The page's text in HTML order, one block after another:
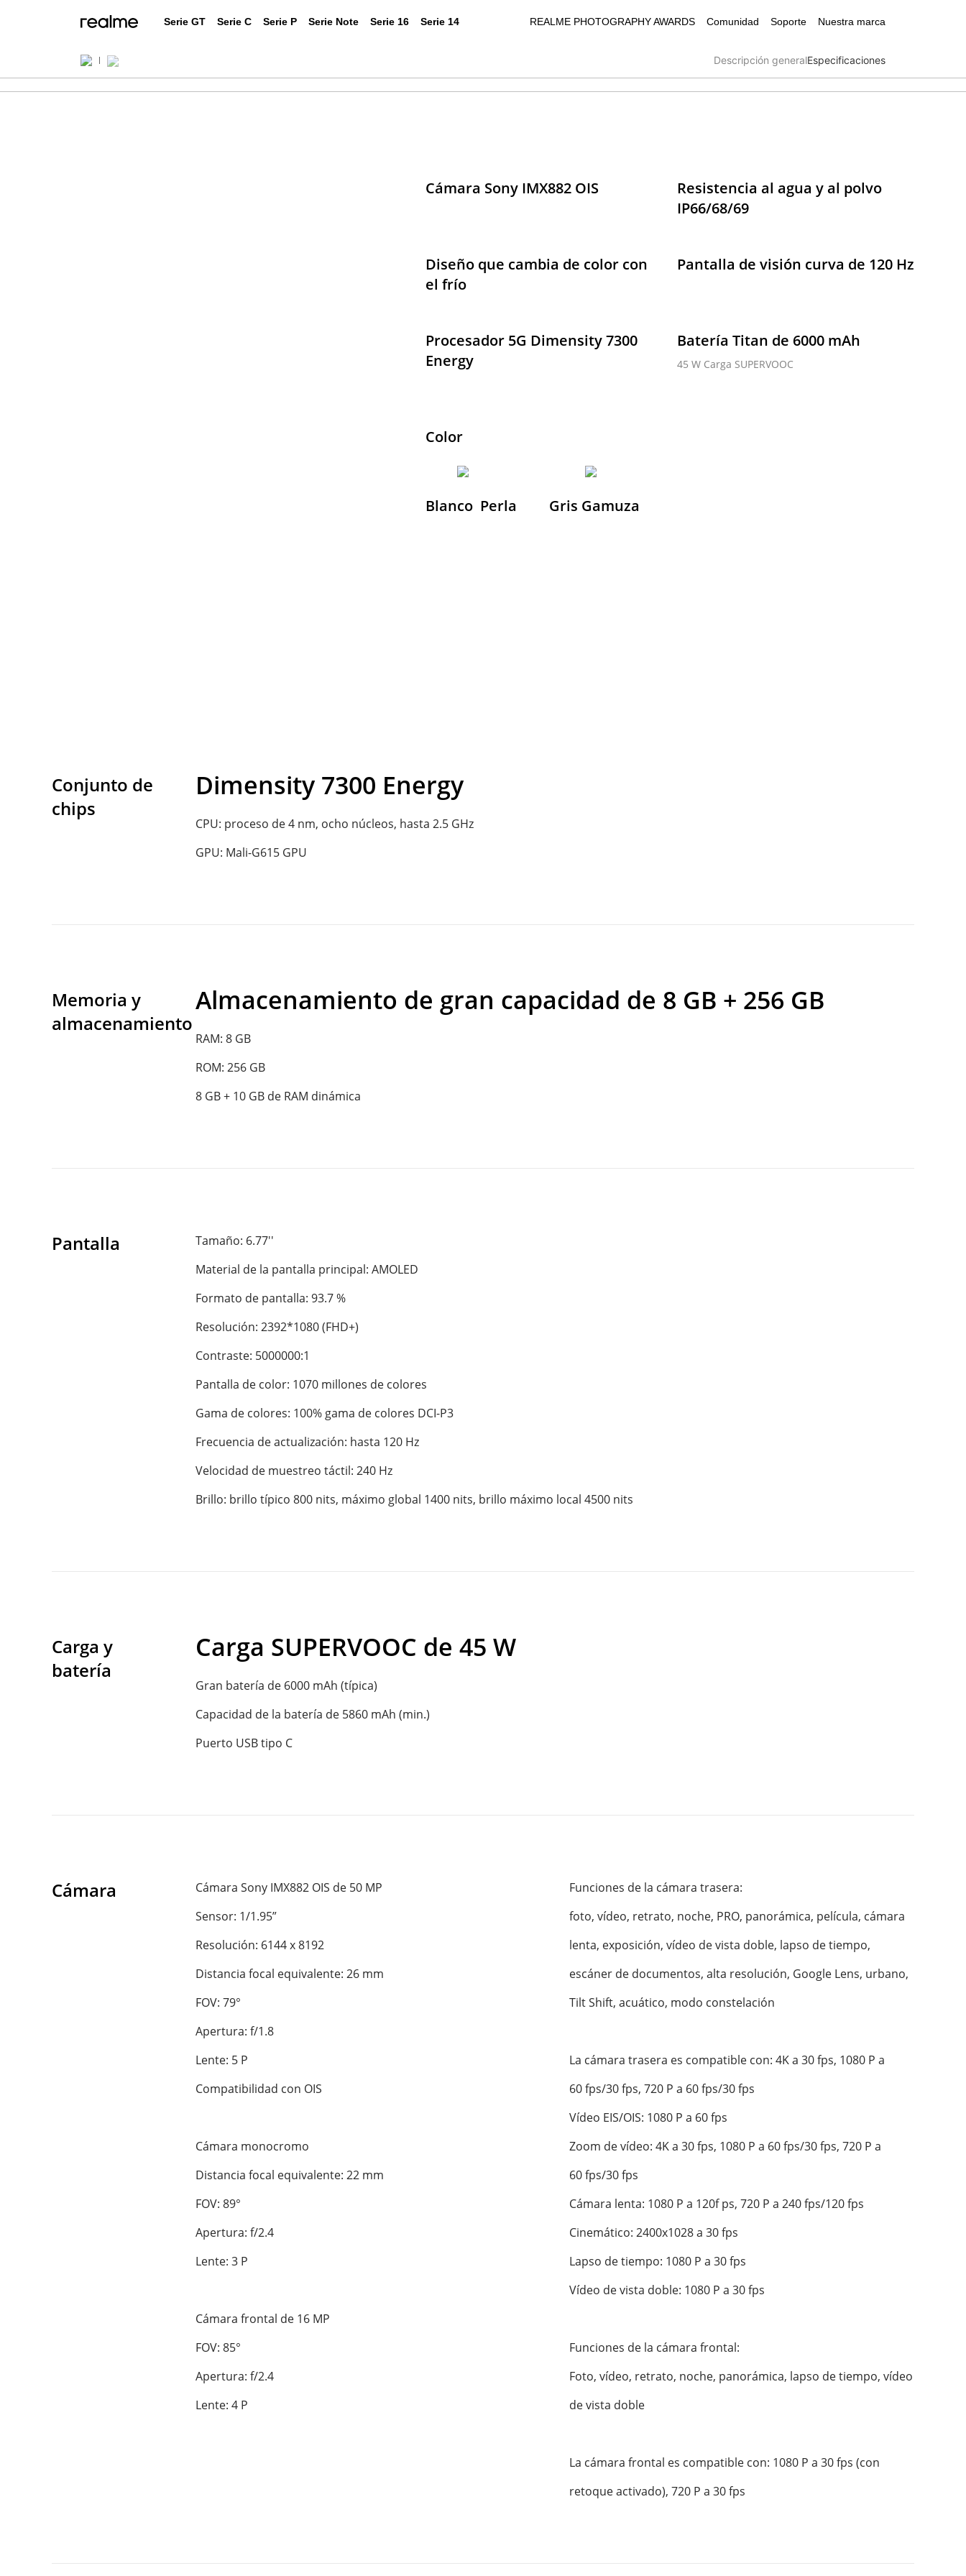
Serie GT Serie C Serie P Serie Note Serie 16 Serie 14
realme 14 5G
REALME PHOTOGRAPHY AWARDS Comunidad Soporte Nuestra marca
Descripción generalEspecificaciones
Cámara Sony IMX882 OIS
Resistencia al agua y al polvo
IP66/68/69
Diseño que cambia de color con
el frío
Pantalla de visión curva de 120 Hz
Procesador 5G Dimensity 7300
Energy
Batería Titan de 6000 mAh
45 W Carga SUPERVOOC
Color
Blanco  Perla Gris Gamuza
Conjunto de
chips
Dimensity 7300 Energy
CPU: proceso de 4 nm, ocho núcleos, hasta 2.5 GHz
GPU: Mali-G615 GPU
Memoria y
almacenamiento
Almacenamiento de gran capacidad de 8 GB + 256 GB
RAM: 8 GB
ROM: 256 GB
8 GB + 10 GB de RAM dinámica
Pantalla
Tamaño: 6.77''
Material de la pantalla principal: AMOLED
Formato de pantalla: 93.7 %
Resolución: 2392*1080 (FHD+)
Contraste: 5000000:1
Pantalla de color: 1070 millones de colores
Gama de colores: 100% gama de colores DCI-P3
Frecuencia de actualización: hasta 120 Hz
Velocidad de muestreo táctil: 240 Hz
Brillo: brillo típico 800 nits, máximo global 1400 nits, brillo máximo local 4500 nits
Carga y
batería
Carga SUPERVOOC de 45 W
Gran batería de 6000 mAh (típica)
Capacidad de la batería de 5860 mAh (min.)
Puerto USB tipo C
Cámara
Cámara Sony IMX882 OIS de 50 MP
Sensor: 1/1.95”
Resolución: 6144 x 8192
Distancia focal equivalente: 26 mm
FOV: 79°
Apertura: f/1.8
Lente: 5 P
Compatibilidad con OIS
Cámara monocromo
Distancia focal equivalente: 22 mm
FOV: 89°
Apertura: f/2.4
Lente: 3 P
Cámara frontal de 16 MP
FOV: 85°
Apertura: f/2.4
Lente: 4 P
Funciones de la cámara trasera:
foto, vídeo, retrato, noche, PRO, panorámica, película, cámara
lenta, exposición, vídeo de vista doble, lapso de tiempo,
escáner de documentos, alta resolución, Google Lens, urbano,
Tilt Shift, acuático, modo constelación
La cámara trasera es compatible con: 4K a 30 fps, 1080 P a
60 fps/30 fps, 720 P a 60 fps/30 fps
Vídeo EIS/OIS: 1080 P a 60 fps
Zoom de vídeo: 4K a 30 fps, 1080 P a 60 fps/30 fps, 720 P a
60 fps/30 fps
Cámara lenta: 1080 P a 120f ps, 720 P a 240 fps/120 fps
Cinemático: 2400x1028 a 30 fps
Lapso de tiempo: 1080 P a 30 fps
Vídeo de vista doble: 1080 P a 30 fps
Funciones de la cámara frontal:
Foto, vídeo, retrato, noche, panorámica, lapso de tiempo, vídeo
de vista doble
La cámara frontal es compatible con: 1080 P a 30 fps (con
retoque activado), 720 P a 30 fps